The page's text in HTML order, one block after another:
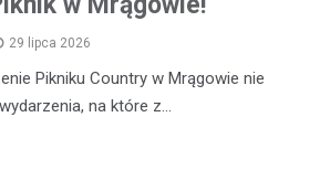
29 lipca 2026
Pikniku Country w Mrągowie nie
na które z…